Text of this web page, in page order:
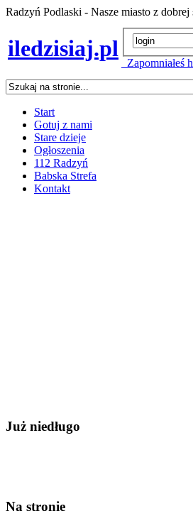
Radzyń Podlaski - Nasze miasto z
iledzisiaj.pl
Zapomniałeś
Start
Gotuj z nami
Stare dzieje
Ogłoszenia
112 Radzyń
Babska Strefa
Kontakt
Już niedługo
Na stronie